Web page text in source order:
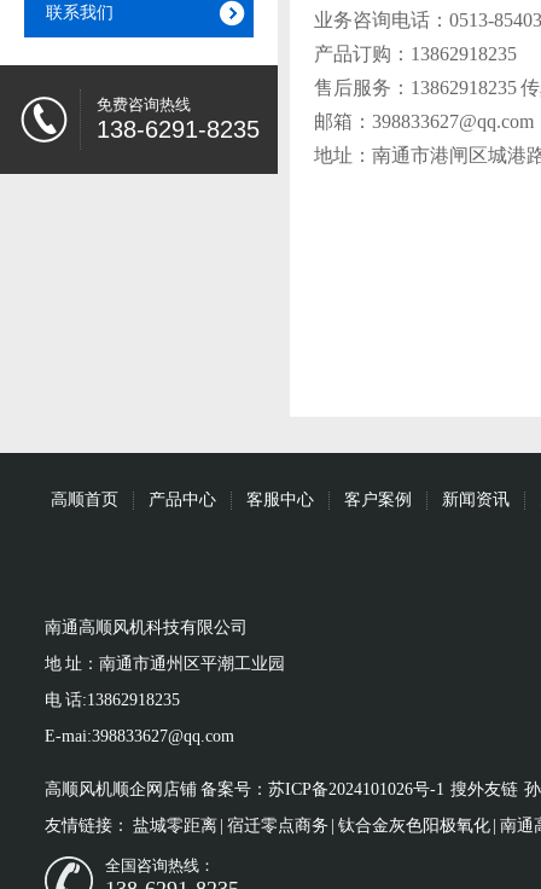
联系我们
免费咨询热线
138-6291-8235
业务咨询电话：0513-
产品订购：13862918235
售后服务：13862918235
邮箱：398833627@qq.com
地址：南通市港闸区城港
高顺首页 产品中心 客服中心 客户案例 新闻资讯
南通高顺风机科技有限公司
地 址：南通市通州区平潮工业园
电 话:13862918235
E-mai:398833627@qq.com
高顺风机顺企网店铺 备案号： 苏ICP备2024101026号-1 搜外友链
友情链接： 盐城零距离| 宿迁零点商务 钛合金灰色阳极氧化| 南通
全国咨询热线：